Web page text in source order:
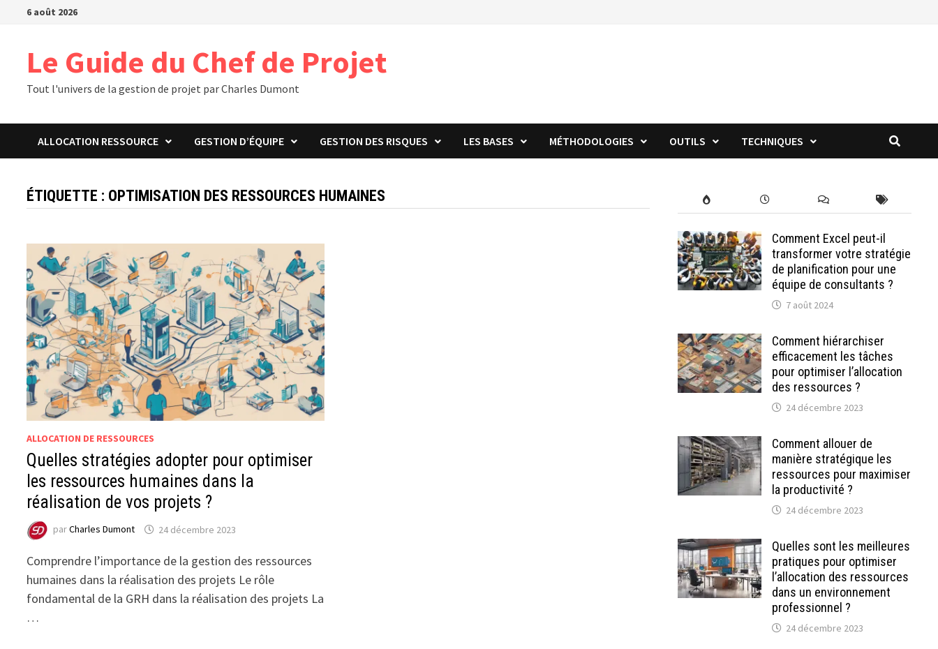
Passer6 août 2026
Le Guide du Chef de Projet
Tout l'univers de la gestion de projet par Charles Dumont
ALLOCATION RESSOURCE GESTION D’ÉQUIPE GESTION DES RISQUES LES BASES MÉTHODOLOGIES OUTILS TECHNIQUES
ÉTIQUETTE : OPTIMISATION DES RESSOURCES HUMAINES
ALLOCATION DE RESSOURCES
Quelles stratégies adopter pour optimiser
les ressources humaines dans la
réalisation de vos projets ?
parCharles Dumont 24 décembre 2023
Comprendre l’importance de la gestion des ressources
humaines dans la réalisation des projets Le rôle
fondamental de la GRH dans la réalisation des projets La
…
Comment Excel peut-il
transformer votre stratégie
de planification pour une
équipe de consultants ?
7 août 2024
Comment hiérarchiser
efficacement les tâches
pour optimiser l’allocation
des ressources ?
24 décembre 2023
Comment allouer de
manière stratégique les
ressources pour maximiser
la productivité ?
24 décembre 2023
Quelles sont les meilleures
pratiques pour optimiser
l’allocation des ressources
dans un environnement
professionnel ?
24 décembre 2023